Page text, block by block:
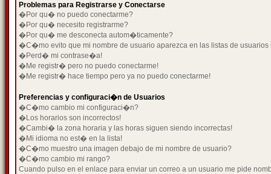
Problemas para Registrarse y Conectarse
�Por qu� no puedo conectarme?
�Por qu� necesito registrarme?
�Por qu� me desconecta autom�ticamente?
�C�mo evito que mi nombre de usuario aparezca en las listas de usuarios
�Perd� mi contrase�a!
�Me registr� pero no puedo conectarme!
�Me registr� hace tiempo pero ya no puedo conectarme!
Preferencias y configuraci�n de Usuarios
�C�mo cambio mi configuraci�n?
�Los horarios son incorrectos!
�Cambi� la zona horaria y las horas siguen siendo incorrectas!
�Mi idioma no est� en la lista!
�C�mo muestro una imagen debajo de mi nombre de usuario?
�C�mo cambio mi rango?
Cuando pulso en el enlace para enviar un correo a un usuario me pide